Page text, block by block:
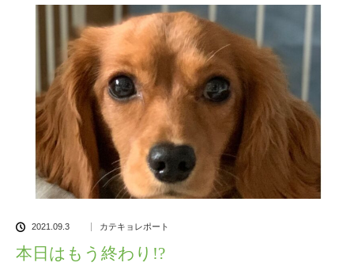
2021.09.3 カテキョレポート
本日はもう終わり!?